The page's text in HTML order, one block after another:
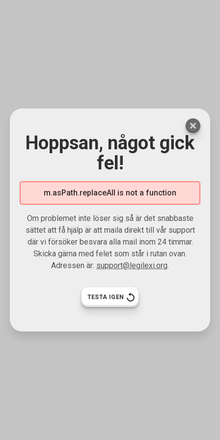
Hoppsan, något gick
fel!
m.asPath.replaceAll is not a function
Om problemet inte löser sig så är det snabbaste
sättet att få hjälp är att maila direkt till vår support
där vi försöker besvara alla mail inom 24 timmar.
Skicka gärna med felet som står i rutan ovan.
Adressen är: support@legilexi.org.
TESTA IGEN